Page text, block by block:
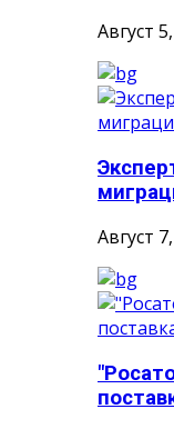
Август
Август